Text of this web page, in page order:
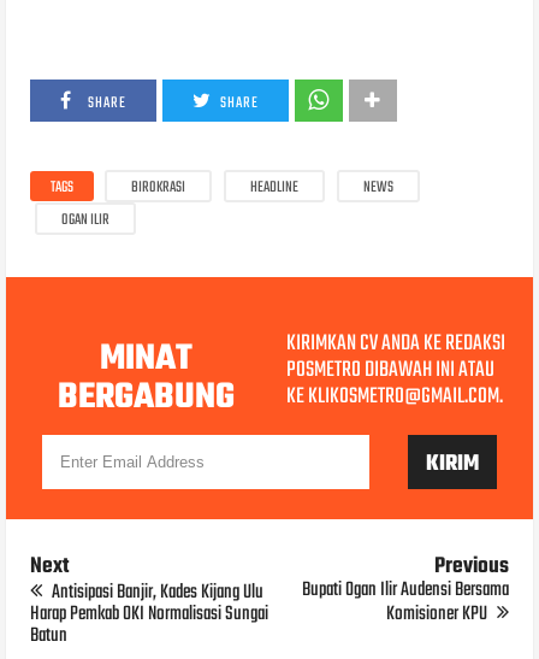
SHARE SHARE
TAGS BIROKRASI HEADLINE
NEWS
OGAN ILIR
MINAT
BERGABUNG
KIRIMKAN CV ANDA KE REDAKSI
POSMETRO DIBAWAH INI ATAU
KE KLIKOSMETRO@GMAIL.COM.
Next
Antisipasi Banjir, Kades Kijang Ulu
Harap Pemkab OKI Normalisasi Sungai
Batun
Previous
Bupati Ogan Ilir Audensi Bersama
Komisioner KPU